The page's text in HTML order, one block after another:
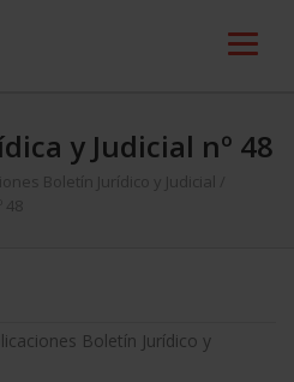
y Judicial nº 48
Boletín Jurídico y Judicial
Boletín Jurídico y